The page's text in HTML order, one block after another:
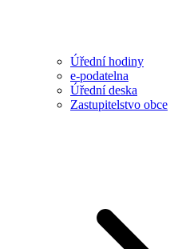
Úřední hodiny
e-podatelna
Úřední deska
Zastupitelstvo obce